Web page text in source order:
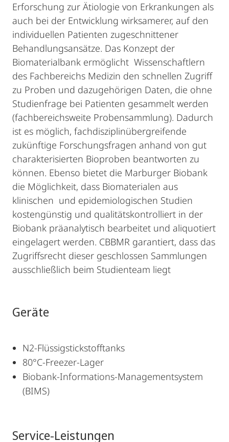
Erforschung zur Ätiologie von Erkrankungen als
auch bei der Entwicklung wirksamerer, auf den
individuellen Patienten zugeschnittener
Behandlungsansätze. Das Konzept der
Biomaterialbank ermöglicht Wissenschaftlern
des Fachbereichs Medizin den schnellen Zugriff
zu Proben und dazugehörigen Daten, die ohne
Studienfrage bei Patienten gesammelt werden
(fachbereichsweite Probensammlung). Dadurch
ist es möglich, fachdisziplinübergreifende
zukünftige Forschungsfragen anhand von gut
charakterisierten Bioproben beantworten zu
können. Ebenso bietet die Marburger Biobank
die Möglichkeit, dass Biomaterialen aus
klinischen und epidemiologischen Studien
kostengünstig und qualitätskontrolliert in der
Biobank präanalytisch bearbeitet und aliquotiert
eingelagert werden. CBBMR garantiert, dass das
Zugriffsrecht dieser geschlossen Sammlungen
ausschließlich beim Studienteam liegt
Geräte
N2-Flüssigstickstofftanks
80°C-Freezer-Lager
Biobank-Informations-Managementsystem
(BIMS)
Service-Leistungen